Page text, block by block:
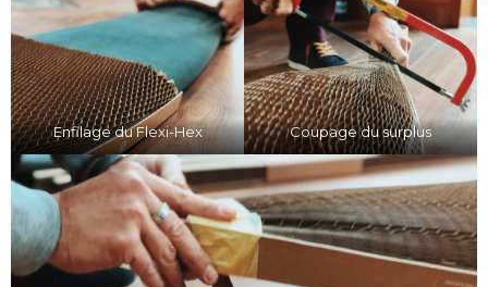
Enfilage du Flexi-Hex Coupage du surplus